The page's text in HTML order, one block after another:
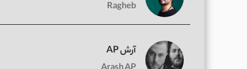
Ragheb
آرش AP